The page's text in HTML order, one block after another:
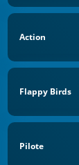
Action
Flappy Birds
Pilote